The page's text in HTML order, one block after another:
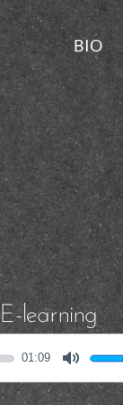
BIO
E-learning
01:09